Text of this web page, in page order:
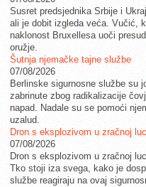
Susret predsjednika Srbije i
ali je dobit izgleda veća. Vučić,
naklonost Bruxellesa uoči
oružje.
Šutnja njemačke tajne službe
07/08/2026
Berlinske sigurnosne službe su
zabrinute zbog radikalizacije
napad. Nadale su se pomoći
uzalud.
Dron s eksplozivom u zračnoj
07/08/2026
Dron s eksplozivom u zračnoj
Tko stoji iza svega, kako je
službe reagiraju na ovaj